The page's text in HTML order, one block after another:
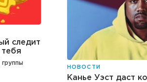
следит
НОВОСТИ
Канье Уэст даст